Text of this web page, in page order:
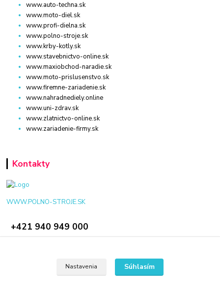
www.auto-techna.sk
www.moto-diel.sk
www.profi-dielna.sk
www.polno-stroje.sk
www.krby-kotly.sk
www.stavebnictvo-online.sk
www.maxiobchod-naradie.sk
www.moto-prislusenstvo.sk
www.firemne-zariadenie.sk
www.nahradnediely.online
www.uni-zdrav.sk
www.zlatnictvo-online.sk
www.zariadenie-firmy.sk
Kontakty
WWW.POLNO-STROJE.SK
+421 940 949 000
Nastavenia Súhlasím